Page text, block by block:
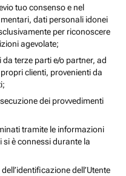
tuo consenso e nel
dati personali idonei
per riconoscere
agevolate;
terze parti e/o partner, ad
clienti, provenienti da
dei provvedimenti
tramite le informazioni
si è connessi durante la
dell’Utente